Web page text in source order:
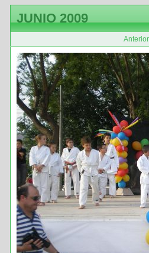
JUNIO 2009
Anterior